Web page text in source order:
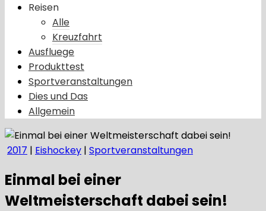
Reisen
Alle
Kreuzfahrt
Ausfluege
Produkttest
Sportveranstaltungen
Dies und Das
Allgemein
2017 | Eishockey | Sportveranstaltungen
Einmal bei einer
Weltmeisterschaft dabei sein!